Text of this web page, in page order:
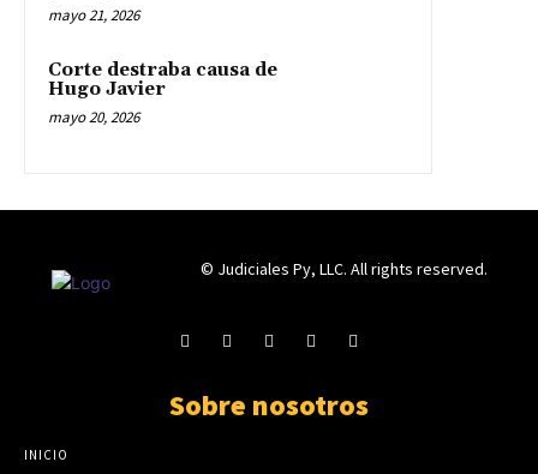
mayo 21, 2026
Corte destraba causa de
Hugo Javier
mayo 20, 2026
© Judiciales Py, LLC. All rights reserved.
Sobre nosotros
INICIO